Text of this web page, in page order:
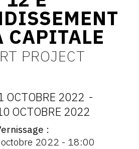
TWITTER
PINTEREST
CAPITALE
PROJECT
DATES
:
OCTOBRE 2022 -
OCTOBRE 2022
2022 - 18:00